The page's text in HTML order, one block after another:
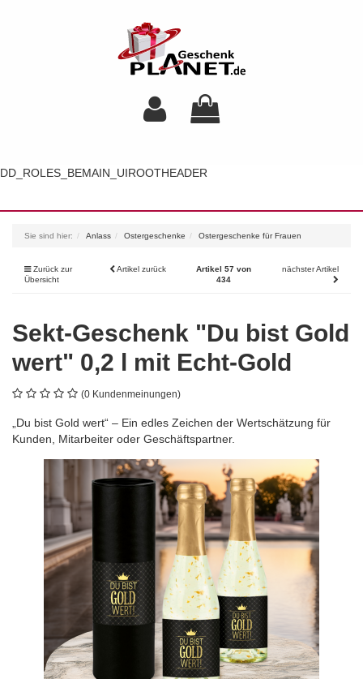
DD_ROLES_BEMAIN_UIROOTHEADER
Sie sind hier: Anlass Ostergeschenke Ostergeschenke für Frauen
Zurück zur
Übersicht
Artikel zurück
Artikel 57 von
434
nächster Artikel
Sekt-Geschenk "Du bist Gold
wert" 0,2 l mit Echt-Gold
(0 Kundenmeinungen)
„Du bist Gold wert“ – Ein edles Zeichen der Wertschätzung für
Kunden, Mitarbeiter oder Geschäftspartner.